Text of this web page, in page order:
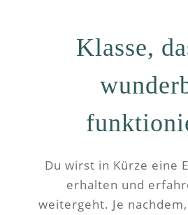
Klasse,
Du wirst in Kürze eine
erhalten und
weitergeht. Je